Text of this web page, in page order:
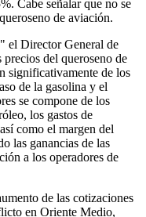
Cabe señalar que no se
de aviación.
el Director General de
del queroseno de
significativamente de los
de la gasolina y el
se compone de los
los gastos de
como el margen del
las ganancias de las
a los operadores de
de las cotizaciones
en Oriente Medio,